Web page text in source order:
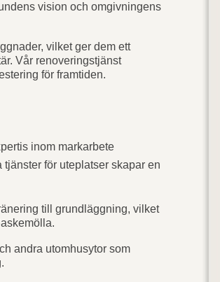
vision och omgivningens
vilket ger dem ett
Vår renoveringstjänst
för framtiden.
inom markarbete
för uteplatser skapar en
till grundläggning, vilket
andra utomhusytor som